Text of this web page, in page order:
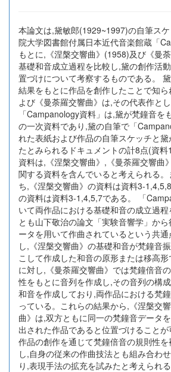
本論文は,黛敏郎(1929~1997)の自筆ス
院大学図書館付属日本近代音楽館蔵「
もとに,《涅槃交響曲》(1958)及び《曼
基礎和音成立過程を比較し,黛の創作活
置づけについて考察するものである。
結果をもとに作品を創作したことで知
よび《曼荼羅交響曲》は,その代表作と
「Campanology資料」は,黛が梵鐘音を
の一次資料であり,黛の自筆で「
れた表紙および作品の自筆スケッチと
たとみられるドキュメントの計8点(資
資料は,《涅槃交響曲》,《曼荼羅交響曲
関する資料を含んでいると考えられる
ち,《涅槃交響曲》の資料は資料3-
の資料は資料3-1,4,5,7である。 「
いて両作品における基礎和音の成立過
とも山下敬治の論文「実験音響学」か
ータを用いて作曲されているという共
し,《涅槃交響曲》の基礎和音が梵鐘音
こして作成した和音の原形または移高
に対し,《曼荼羅交響曲》では梵鐘倍音
性をもとに音列を作成し,その音列の構
和音を作成しており,両作品における梵
っている。これらの結果から,《涅槃交
曲》は,双方ともに同一の梵鐘音データ
出された作品であると位置づけること
作品の創作を通じて梵鐘倍音の規則性
し,自身の従来の作曲技法とも組み合わ
り,表現手法の拡充を試みたと考えられる